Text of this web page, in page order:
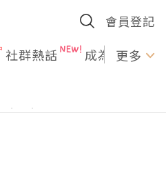
會員登記
社群熱話 成為U更多